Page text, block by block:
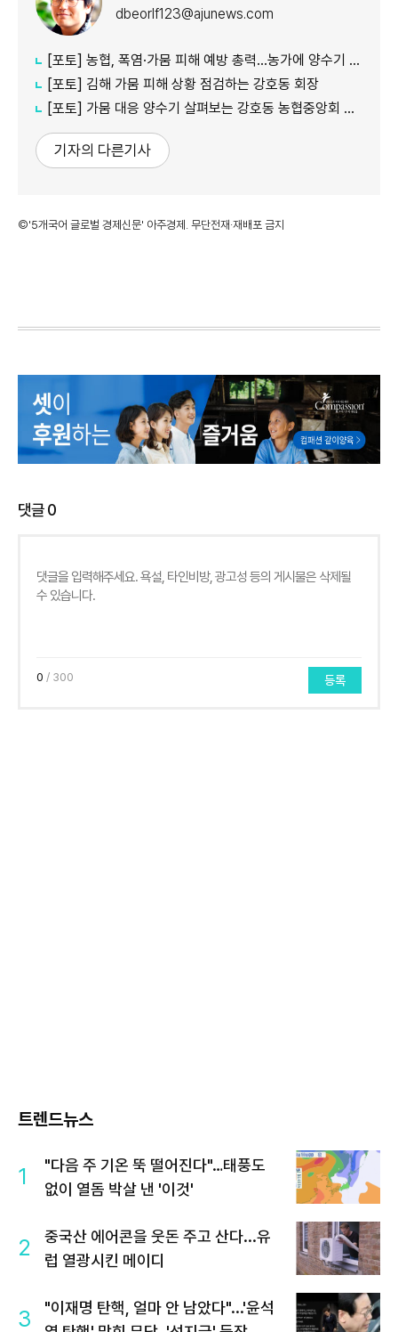
dbeorlf123@ajunews.com
[포토] 농협, 폭염·가뭄 피해 예방 총력…농가에 양수기 지원
[포토] 김해 가뭄 피해 상황 점검하는 강호동 회장
[포토] 가뭄 대응 양수기 살펴보는 강호동 농협중앙회 회장
기자의 다른기사
©'5개국어 글로벌 경제신문' 아주경제. 무단전재·재배포 금지
댓글0
0 / 300 등록
트렌드뉴스
1
"다음 주 기온 뚝 떨어진다"…태풍도
없이 열돔 박살 낸 '이것'
2
중국산 에어콘을 웃돈 주고 산다...유
럽 열광시킨 메이디
3
"이재명 탄핵, 얼마 안 남았다"...'윤석